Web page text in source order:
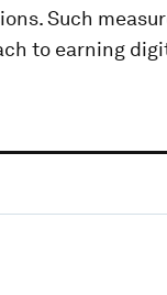
Such
to earning